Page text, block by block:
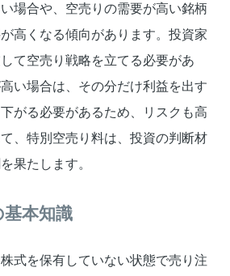
場合や、空売りの需要が高い銘柄
高くなる傾向があります。投資家
て空売り戦略を立てる必要があ
い場合は、その分だけ利益を出す
がる必要があるため、リスクも高
、特別空売り料は、投資の判断材
果たします。
本知識
式を保有していない状態で売り注